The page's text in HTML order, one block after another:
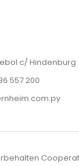
c/ Hindenburg
557 200